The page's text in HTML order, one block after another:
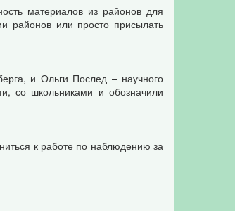
материалов из районов для
районов или просто присылать
и Ольги Послед – научного
со школьниками и обозначили
к работе по наблюдению за